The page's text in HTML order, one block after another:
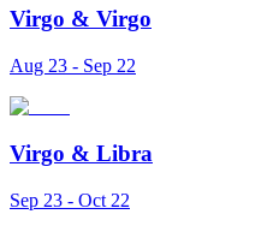
Virgo & Virgo
Aug 23 - Sep 22
Virgo & Libra
Sep 23 - Oct 22